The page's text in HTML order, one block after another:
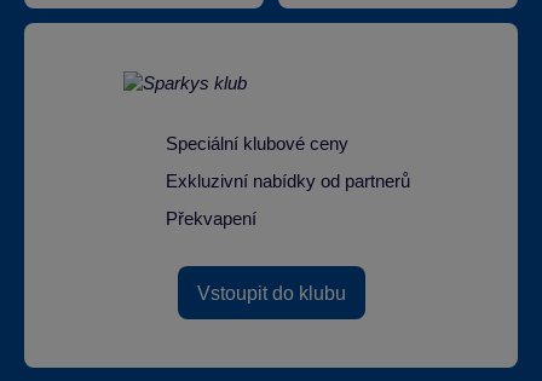
Speciální klubové ceny
Exkluzivní nabídky od partnerů
Překvapení
Vstoupit do klubu